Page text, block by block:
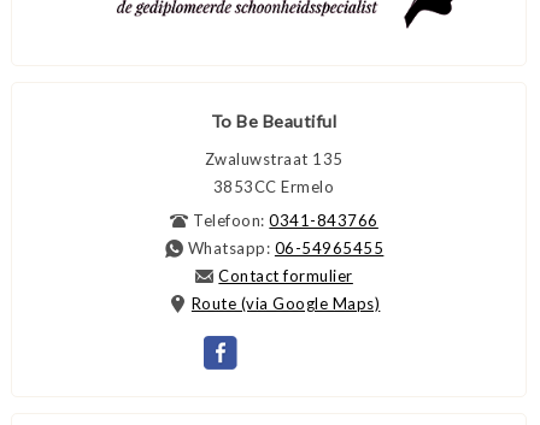
To Be Beautiful
Zwaluwstraat 135
3853CC Ermelo
Telefoon: 0341-843766
Whatsapp: 06-54965455
Contact formulier
Route (via Google Maps)